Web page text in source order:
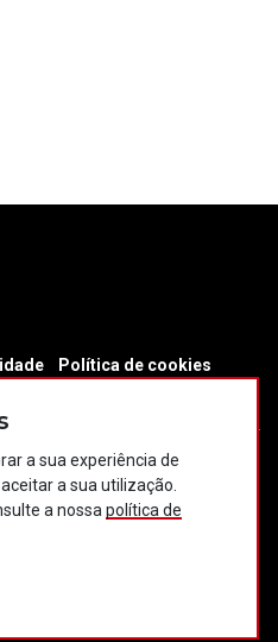
Política de cookies
direitos reservados.
a sua experiência de
a sua utilização.
a nossa política de